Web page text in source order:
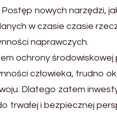
nowych narzędzi,
w czasie czasie
naprawczych.
ochrony środowiskowej
człowieka, trudno
Dlatego zatem
trwałej i bezpiecznej